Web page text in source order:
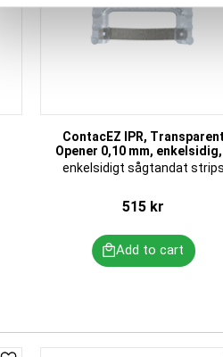
ContacEZ IPR, Transparent
Opener 0,10 mm, enkelsidig,
st/frp
enkelsidigt sågtandat strips
515 kr